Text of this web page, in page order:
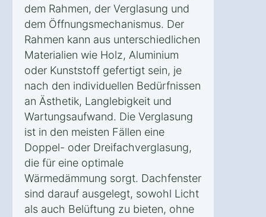
dem Rahmen, der Verglasung und
dem Öffnungsmechanismus. Der
Rahmen kann aus unterschiedlichen
Materialien wie Holz, Aluminium
oder Kunststoff gefertigt sein, je
nach den individuellen Bedürfnissen
an Ästhetik, Langlebigkeit und
Wartungsaufwand. Die Verglasung
ist in den meisten Fällen eine
Doppel- oder Dreifachverglasung,
die für eine optimale
Wärmedämmung sorgt. Dachfenster
sind darauf ausgelegt, sowohl Licht
als auch Belüftung zu bieten, ohne